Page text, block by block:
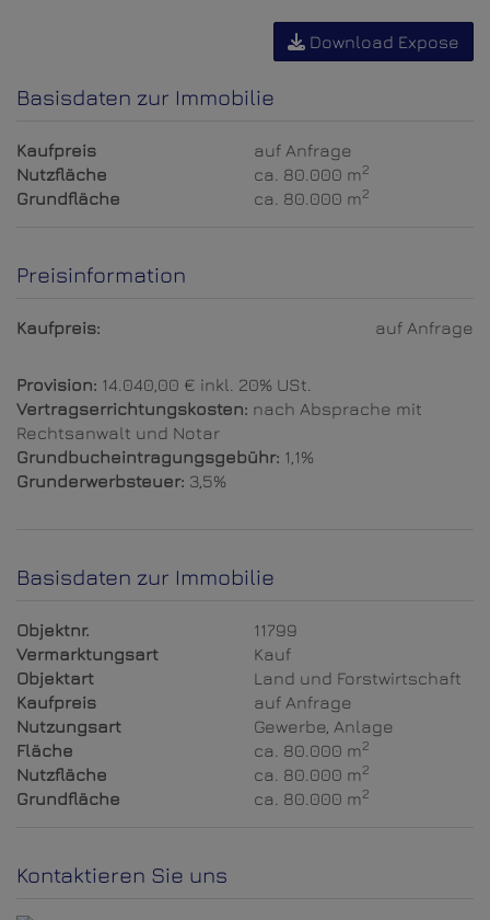
Download Expose
Basisdaten zur Immobilie
Kaufpreis
auf Anfrage
Nutzfläche
ca. 80.000 m2
Grundfläche ca. 80.000 m2
Preisinformation
Kaufpreis: auf Anfrage
Provision: 14.040,00 € inkl. 20% USt.
Vertragserrichtungskosten: nach Absprache mit
Rechtsanwalt und Notar
Grundbucheintragungsgebühr: 1,1%
Grunderwerbsteuer: 3,5%
Basisdaten zur Immobilie
Objektnr.
11799
Vermarktungsart
Kauf
Objektart
Land und Forstwirtschaft
Kaufpreis
auf Anfrage
Nutzungsart
Gewerbe Anlage
Fläche
ca. 80.000 m2
Nutzfläche ca. 80.000 m2
Grundfläche ca. 80.000 m2
Kontaktieren Sie uns